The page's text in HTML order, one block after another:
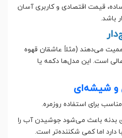
قیمت اقتصادی و کاربری آسان
باشد.
می‌دهند (مثلاً عاشقان قهوه
است. این مدل‌ها دکمه یا
و شیشه‌ای
برای استفاده روزمره.
بدنه باعث می‌شود جوشیدن آب را
دارد اما کمی شکننده‌تر است.